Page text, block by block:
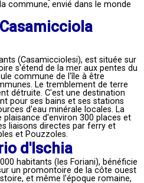
commune, envié dans le monde
(Casamicciolesi), est située sur
s'étend de la mer aux pentes du
commune de l'île à être
Le tremblement de terre
détruite. C'est une destination
pour ses bains et ses stations
d'eau minérale locales. La
d'environ 300 places et
liaisons directes par ferry et
et Pouzzoles.
d'Ischia
habitants (les Foriani), bénéficie
un promontoire de la côte ouest
et même l'époque romaine,